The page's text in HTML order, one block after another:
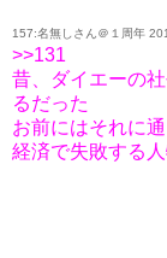
157:名無しさん＠１周年
>>131
昔、ダイエーの
るだった
お前にはそれに
経済で失敗する